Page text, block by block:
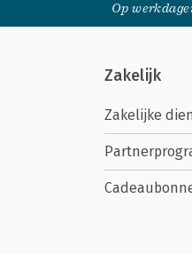
Op
Zakelijk
Zakelijke